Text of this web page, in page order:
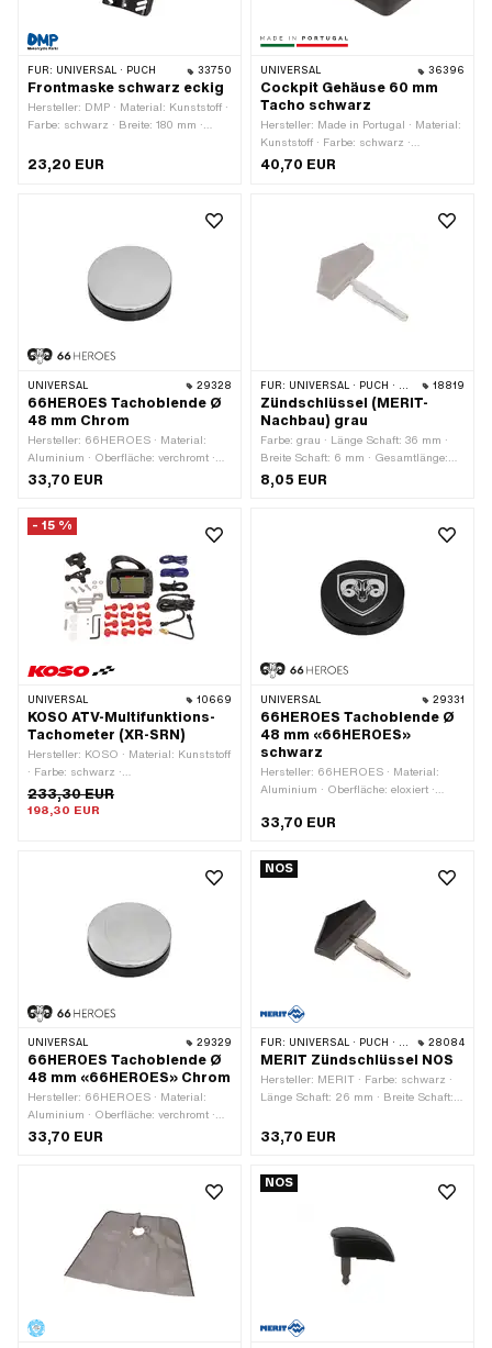
FÜR: UNIVERSAL · PUCH 33750
Frontmaske schwarz eckig
Hersteller: DMP · Material: Kunststoff ·
Farbe: schwarz · Breite: 180 mm ·
23,20 EUR
UNIVERSAL 36396
Cockpit Gehäuse 60 mm
Tacho schwarz
Hersteller: Made in Portugal · Material:
Kunststoff · Farbe: schwarz ·
Gesamtlänge: 160 mm · Breite: 80 mm
40,70 EUR
UNIVERSAL 29328
66HEROES Tachoblende Ø
48 mm Chrom
Hersteller: 66HEROES · Material:
Aluminium · Oberfläche: verchromt ·
Farbe: Chrom · Ø Befestigungsloch: 48
33,70 EUR
FÜR: UNIVERSAL · PUCH · SACHS · ZÜNDAPP BELMONDO 18819
Zündschlüssel (MERIT-
Nachbau) grau
Farbe: grau · Länge Schaft: 36 mm ·
Breite Schaft: 6 mm · Gesamtlänge:
54 mm
8,05 EUR
- 15 %
UNIVERSAL 10669
KOSO ATV-Multifunktions-
Tachometer (XR-SRN)
Hersteller: KOSO · Material: Kunststoff
· Farbe: schwarz ·
Höchstgeschwindigkeit: 360 Km/h ·
Beleuchtung: LED · Signalart Tacho:
233,30 EUR
198,30 EUR
UNIVERSAL 29331
66HEROES Tachoblende Ø
48 mm «66HEROES»
schwarz
Hersteller: 66HEROES · Material:
Aluminium · Oberfläche: eloxiert ·
48 mm
33,70 EUR
UNIVERSAL 29329
66HEROES Tachoblende Ø
48 mm «66HEROES» Chrom
Hersteller: 66HEROES · Material:
Aluminium · Oberfläche: verchromt ·
Farbe: Chrom · Ø Befestigungsloch: 48
33,70 EUR
NOS
FÜR: UNIVERSAL · PUCH · SACHS · ZÜNDAPP BELMONDO 28084
MERIT Zündschlüssel NOS
Hersteller: MERIT · Farbe: schwarz ·
Länge Schaft: 26 mm · Breite Schaft:
33,70 EUR
NOS